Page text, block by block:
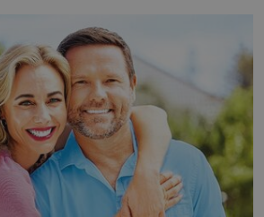
rituály a přinést do svého života
Je důležité